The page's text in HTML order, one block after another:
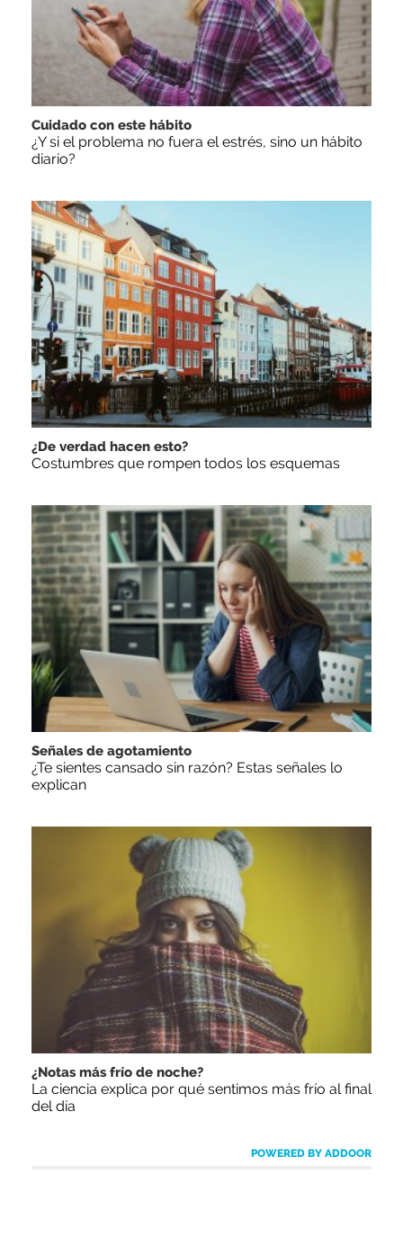
Cuidado con este hábito
¿Y si el problema no fuera el estrés, sino un hábito
diario?
¿De verdad hacen esto?
Costumbres que rompen todos los esquemas
Señales de agotamiento
¿Te sientes cansado sin razón? Estas señales lo
explican
¿Notas más frío de noche?
La ciencia explica por qué sentimos más frío al final
del día
POWERED BY ADDOOR